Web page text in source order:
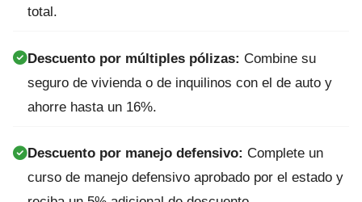
total.
Descuento por múltiples pólizas: Combine su
seguro de vivienda o de inquilinos con el de auto y
ahorre hasta un 16%.
Descuento por manejo defensivo: Complete un
curso de manejo defensivo aprobado por el estado y